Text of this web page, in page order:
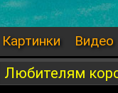
Картинки Видео
Любителям